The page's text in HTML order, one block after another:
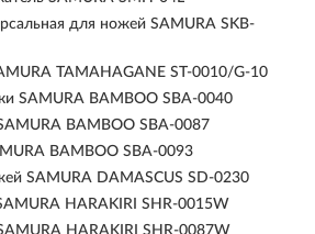
для ножей SAMURA SKB-
TAMAHAGANE ST-0010/G-10
SAMURA BAMBOO SBA-0040
BAMBOO SBA-0087
BAMBOO SBA-0093
SAMURA DAMASCUS SD-0230
HARAKIRI SHR-0015W
HARAKIRI SHR-0087W